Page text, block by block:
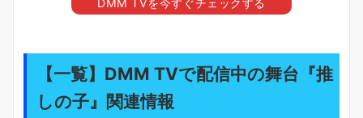
DMM TVを今すぐチェックする
【一覧】DMM TVで配信中の舞台『推
しの子』関連情報